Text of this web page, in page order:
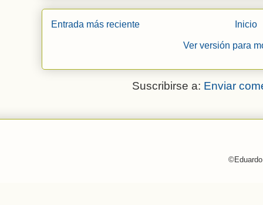
Entrada más reciente Inicio
Ver versión para
Suscribirse a: Enviar